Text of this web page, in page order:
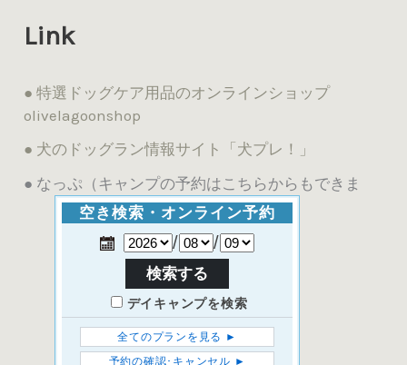
Link
● 特選ドッグケア用品のオンラインショップ
olivelagoonshop
● 犬のドッグラン情報サイト「犬プレ！」
● なっぷ（キャンプの予約はこちらからもできま